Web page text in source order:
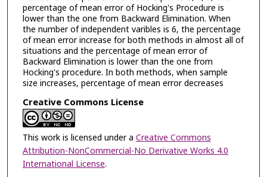
percentage of mean error of Hocking's Procedure is
lower than the one from Backward Elimination. When
the number of independent varibles is 6, the percentage
of mean error increase for both methods in almost all of
situations and the percentage of mean error of
Backward Elimination is lower than the one from
Hocking's procedure. In both methods, when sample
size increases, percentage of mean error decreases
Creative Commons License
This work is licensed under a Creative Commons
Attribution-NonCommercial-No Derivative Works 4.0
International License.